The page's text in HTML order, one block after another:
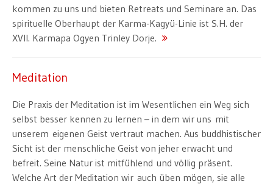
kommen zu uns und bieten Retreats und Seminare an. Das
spirituelle Oberhaupt der Karma-Kagyü-Linie ist S.H. der
XVII. Karmapa Ogyen Trinley Dorje.
Meditation
Die Praxis der Meditation ist im Wesentlichen ein Weg sich
selbst besser kennen zu lernen – in dem wir uns mit
unserem eigenen Geist vertraut machen. Aus buddhistischer
Sicht ist der menschliche Geist von jeher erwacht und
befreit. Seine Natur ist mitfühlend und völlig präsent.
Welche Art der Meditation wir auch üben mögen, sie alle